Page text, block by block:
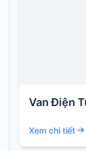
Van Điện
Xem chi tiết